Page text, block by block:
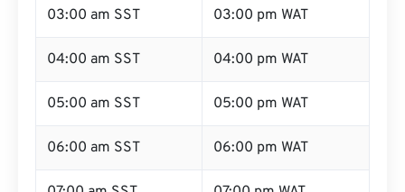
03:00 am SST 03:00 pm WAT
04:00 am SST 04:00 pm WAT
05:00 am SST 05:00 pm WAT
06:00 am SST 06:00 pm WAT